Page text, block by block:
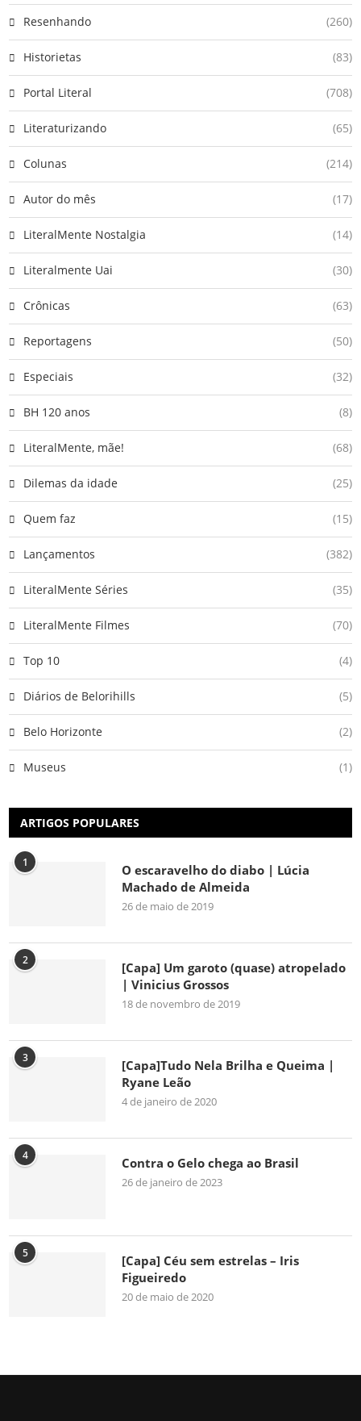
Resenhando (260)
Historietas (83)
Portal Literal (708)
Literaturizando (65)
Colunas (214)
Autor do mês (17)
LiteralMente Nostalgia (14)
Literalmente Uai (30)
Crônicas (63)
Reportagens (50)
Especiais (32)
BH 120 anos (8)
LiteralMente, mãe! (68)
Dilemas da idade (25)
Quem faz (15)
Lançamentos (382)
LiteralMente Séries (35)
LiteralMente Filmes (70)
Top 10 (4)
Diários de Belorihills (5)
Belo Horizonte (2)
Museus (1)
ARTIGOS POPULARES
1
O escaravelho do diabo | Lúcia
Machado de Almeida
26 de maio de 2019
2
[Capa] Um garoto (quase) atropelado
| Vinicius Grossos
18 de novembro de 2019
3
[Capa]Tudo Nela Brilha e Queima |
Ryane Leão
4 de janeiro de 2020
4 Contra o Gelo chega ao Brasil
26 de janeiro de 2023
5
[Capa] Céu sem estrelas – Iris
Figueiredo
20 de maio de 2020